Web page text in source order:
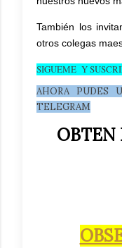
También los
otros colegas
SIGUEME Y
AHORA PUDES
TELEGRAM
OBTEN